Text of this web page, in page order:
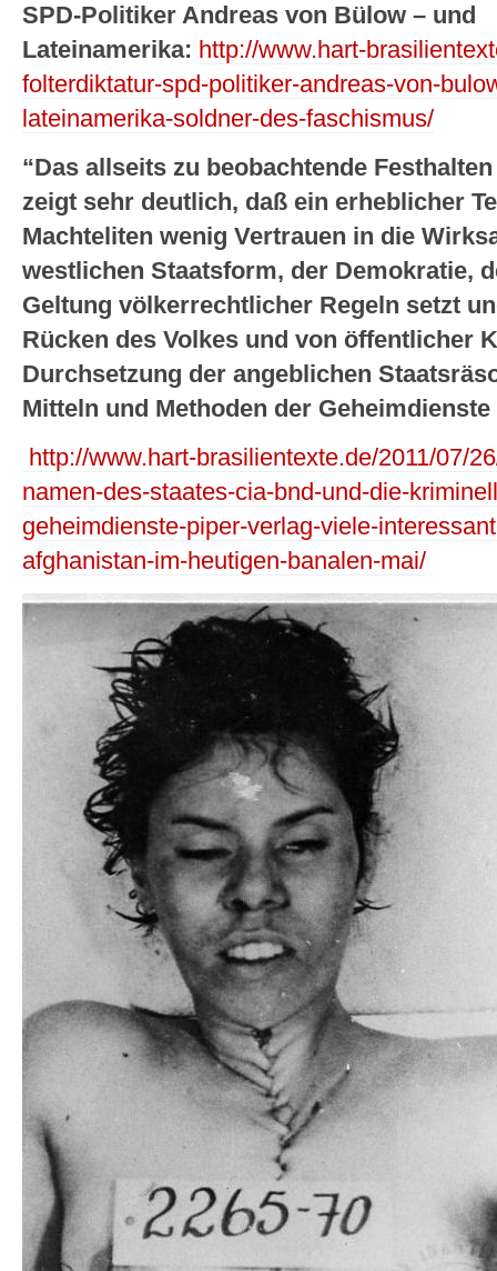
SPD-Politiker Andreas von Bülow – und
Lateinamerika: http://www.hart-
folterdiktatur-spd-politiker-andreas-von-
lateinamerika-soldner-des-faschismus/
“Das allseits zu beobachtende
zeigt sehr deutlich, daß ein erheblicher
Machteliten wenig Vertrauen in die
westlichen Staatsform, der Demokratie,
Geltung völkerrechtlicher Regeln setzt
Rücken des Volkes und von öffentlicher
Durchsetzung der angeblichen
Mitteln und Methoden der Geheimdienste
http://www.hart-brasilientexte.de/2011/07/
namen-des-staates-cia-bnd-und-die-
geheimdienste-piper-verlag-viele-
afghanistan-im-heutigen-banalen-mai/